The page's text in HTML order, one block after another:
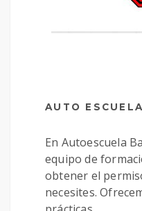
AUTO
En Autoescuela
equipo de
obtener el
necesites.